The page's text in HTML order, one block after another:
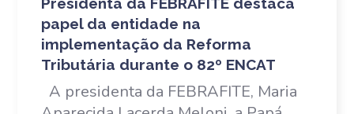
papel da entidade na
implementação da Reforma
Tributária durante o 82º ENCAT
A presidenta da FEBRAFITE, Maria